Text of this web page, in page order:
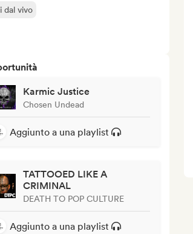
dal vivo
Karmic Justice
Chosen Undead
Aggiunto a una playlist
TATTOOED LIKE A
CRIMINAL
DEATH TO POP CULTURE
Aggiunto a una playlist